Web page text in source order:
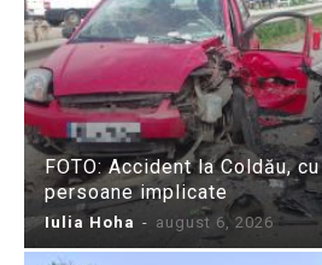
FOTO: Accident la Coldău,
persoane implicate
Iulia Hoha - august 6, 2026